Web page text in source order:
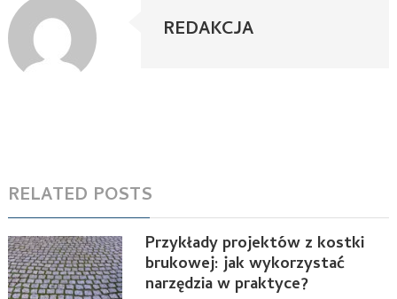
REDAKCJA
RELATED POSTS
Przykłady projektów z kostki
brukowej: jak wykorzystać
narzędzia w praktyce?